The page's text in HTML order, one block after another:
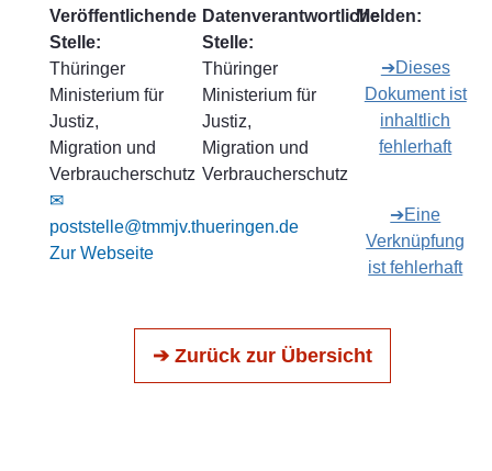
Veröffentlichende
Stelle:
Thüringer
Ministerium für
Justiz,
Migration und
Verbraucherschutz
✉
poststelle@tmmjv.thueringen.de
Zur Webseite
Datenverantwortliche
Stelle:
Thüringer
Ministerium für
Justiz,
Migration und
Verbraucherschutz
Melden:
➔Dieses
Dokument ist
inhaltlich
fehlerhaft
➔Eine
Verknüpfung
ist fehlerhaft
➔ Zurück zur Übersicht